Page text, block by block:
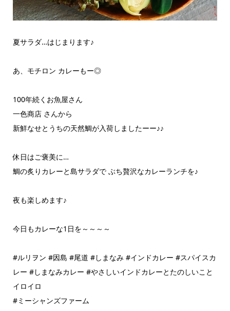
夏サラダ…はじまります♪
あ、モチロン カレーもー◎
100年続くお魚屋さん
一色商店 さんから
新鮮なせとうちの天然鯛が入荷しましたーー♪♪
休日はご褒美に…
鯛の炙りカレーと島サラダで ぶち贅沢なカレーランチを♪
夜も楽しめます♪
今日もカレーな1日を～～～～
#ルリヲン #因島 #尾道 #しまなみ #インドカレー #スパイスカ
レー #しまなみカレー #やさしいインドカレーとたのしいこと
イロイロ
#ミーシャンズファーム